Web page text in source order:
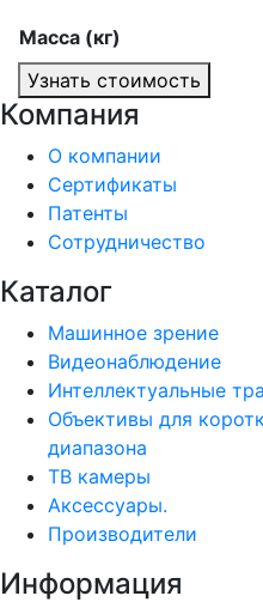
Масса (кг)
Узнать стоимость
Компания
О компании
Сертификаты
Патенты
Сотрудничество
Каталог
Машинное зрение
Видеонаблюдение
Интеллектуальные
Объективы для
диапазона
ТВ камеры
Аксессуары.
Производители
Информация